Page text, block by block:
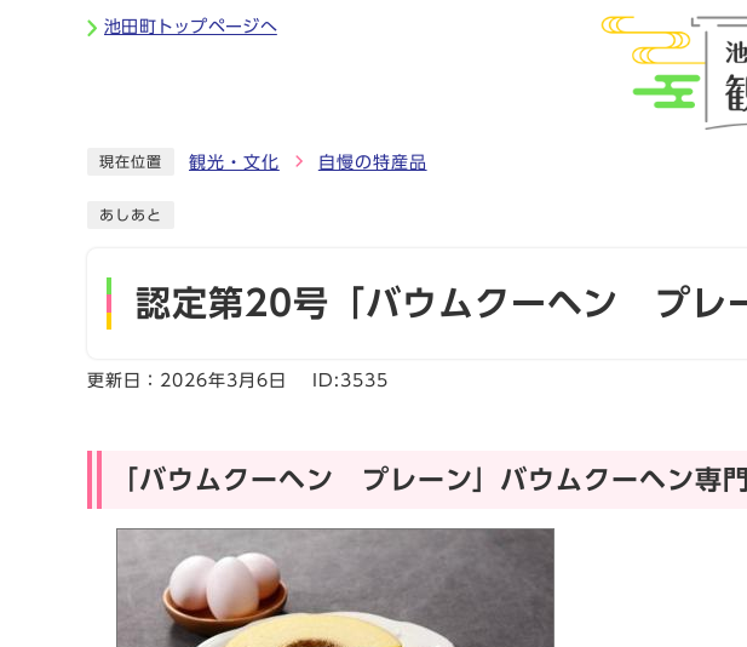
ページの先頭です
池田町トップページへ
現在位置 観光・文化 自慢の特産品
あしあと
認定第20号「バウムクーヘン プレ
更新日： 2026年3月6日 ID:3535
「バウムクーヘン プレーン」バウムクーヘン専